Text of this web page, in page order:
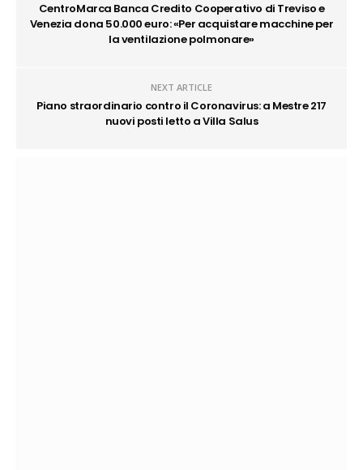
CentroMarca Banca Credito Cooperativo di Treviso e
Venezia dona 50.000 euro: «Per acquistare macchine per
la ventilazione polmonare»
NEXT ARTICLE
Piano straordinario contro il Coronavirus: a Mestre 217
nuovi posti letto a Villa Salus